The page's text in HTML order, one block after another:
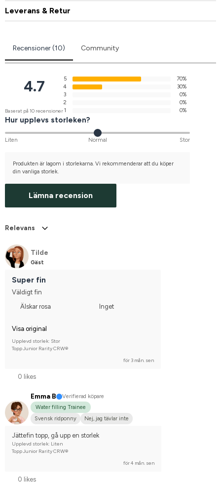
Leverans & Retur
Recensioner (10) Community
4.7
Baserat på 10 recensioner
5
70%
4
30%
3
0%
2
0%
1
0%
Hur upplevs storleken?
Liten Normal Stor
Produkten är lagom i storlekarna. Vi rekommenderar att du köper
din vanliga storlek.
Lämna recension
Relevans
Tilde
Gäst
Super fin
Väldigt fin
Älskar rosa
Inget
Visa original
Upplevd storlek: Stor
Topp Junior Rarity CRW®
för 3 mån. sen
0 likes
Emma B
Verifierad köpare
Water filling Trainee
Svensk ridponny
Nej, jag tävlar inte
Jättefin topp, gå upp en storlek
Upplevd storlek: Liten
Topp Junior Rarity CRW®
för 4 mån. sen
0 likes